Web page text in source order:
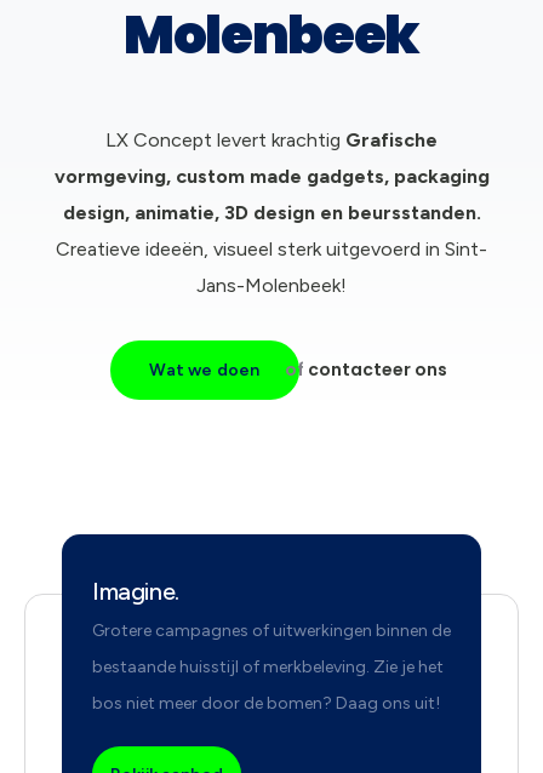
Molenbeek
LX Concept levert krachtig Grafische
vormgeving, custom made gadgets, packaging
design, animatie, 3D design en beursstanden.
Creatieve ideeën, visueel sterk uitgevoerd in Sint-
Jans-Molenbeek!
Wat we doen of contacteer ons
Imagine.
Grotere campagnes of uitwerkingen binnen de
bestaande huisstijl of merkbeleving. Zie je het
bos niet meer door de bomen? Daag ons uit!